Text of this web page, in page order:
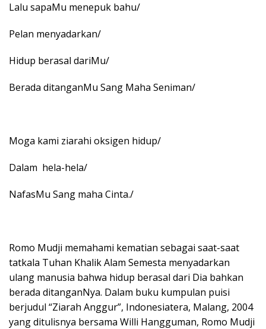
Lalu sapaMu menepuk bahu/
Pelan menyadarkan/
Hidup berasal dariMu/
Berada ditanganMu Sang Maha Seniman/
Moga kami ziarahi oksigen hidup/
Dalam hela-hela/
NafasMu Sang maha Cinta./
Romo Mudji memahami kematian sebagai saat-saat
tatkala Tuhan Khalik Alam Semesta menyadarkan
ulang manusia bahwa hidup berasal dari Dia bahkan
berada ditanganNya. Dalam buku kumpulan puisi
berjudul “Ziarah Anggur”, Indonesiatera, Malang, 2004
yang ditulisnya bersama Willi Hangguman, Romo Mudji